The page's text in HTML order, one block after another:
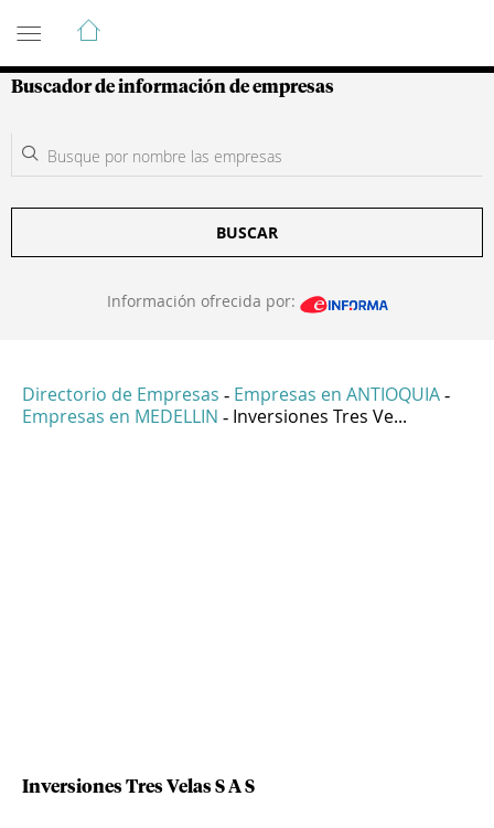
Guía de Empresas Colombianas
Buscador de información de empresas
BUSCAR
Información ofrecida por:
Directorio de Empresas - Empresas en ANTIOQUIA -
Empresas en MEDELLIN - Inversiones Tres Ve...
Inversiones Tres Velas S A S